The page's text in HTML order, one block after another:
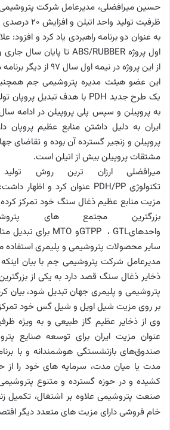
ظرفیت تولید
به عنوان دو برنامه راهبردی یاد کرد و افزود:
اول پروژه ABS/RUBBER تا پایان سال
از این پروژه در نیمه اول سال 97 از دیگر برنامه های اولویت دار است
این عضو هیئت مدیره پتروشیمی جم
یک طرح جدید PDH با هدف تبدیل پروپان
ایران به دلیل داشتن منابع عظیم پروپان
پروپیلن و زنجیر گسترده آن بوده و تقاضای
مشتقات پروپیلن بیش از اتیلن است.
میرافضلی ارزان ترین روش
تکنولوژی PDH/PP عنوان کرد و اظهار
مزیت منابع عظیم ذغال سنگ خود تمرکز کرده
بزرگترین مجتمع های
واحدهایGTL ، GTPPو MTO برای تبدیل
سایر محصولات پتروشیمی و پلیمری استفاده
مدیرعامل شرکت پتروشیمی جم با بیان
ذخایر ذغال سنگ قصد دارد به یکی از
پتروشیمی و پلیمری جهان تبدیل شود، بیان
بر روی مزیت شیل اویل و شیل گس خود
وی از ذخایر عظیم گاز طبیعی و به ویژه
عنوان مزیت ایران برای توسعه صنایع
صندوق‌های بازنشستگی هوشمندانه و با
مدت یا میان مدت، سرمایه های خود را از
کشیده و در حوزه گسترده و متنوع
صنعت پتروشیمی علاوه بر اشتغال، تکمیل
خام فروشی دارای مزیت های متعدد دیگر